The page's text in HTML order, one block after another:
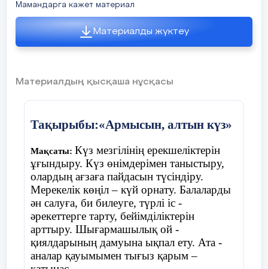
«Кім жылдам?»
Үстелдің үстінде шашылып жатқан
жемістер мен көкөністерді ажыратады
қолшатырдың жанына тұрады. Музыка
ойналады балалар билеп жүреді, музыка
тоқтағанда балалар қолшатырдың жанына
тұра қалу керек, қай балаға қолшатыр
жетпей қалса , сол бала ойыннан шығып
отырады.
Мамандарга кажет материал
Материалды жүктеу
Материалдың қысқаша нұсқасы
Тақырыбы:«Армысын, алтын күз»
Мақсаты: Күз мезгілінің ерекшеліктерін
ұғындыру. Күз өнімдерімен таныстыру,
олардың ағзаға пайдасын түсіндіру.
Мерекелік көңіл – күй орнату. Балаларды
ән салуға, би билеуге, түрлі іс -
әрекеттерге тарту, бейімділіктерін
арттыру. Шығармашылық ой -
қиялдарының дамуына ықпал ету. Ата -
аналар қауымымен тығыз қарым –